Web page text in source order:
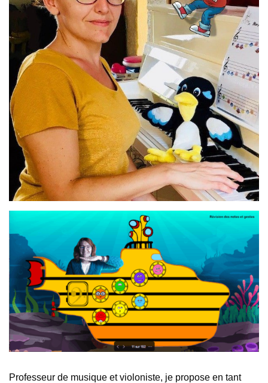
Professeur de musique et violoniste, je propose en tant